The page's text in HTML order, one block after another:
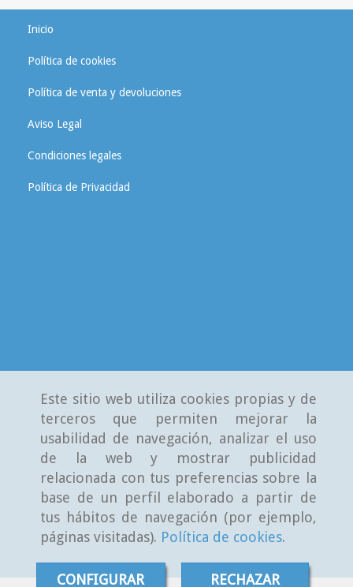
Este sitio web utiliza cookies propias y de
terceros que permiten mejorar la
usabilidad de navegación, analizar el uso
de la web y mostrar publicidad
relacionada con tus preferencias sobre la
base de un perfil elaborado a partir de
tus hábitos de navegación (por ejemplo,
páginas visitadas). Política de cookies.
CONFIGURAR RECHAZAR
Inicio
Política de cookies
Política de venta y devoluciones
Aviso Legal
Condiciones legales
Política de Privacidad